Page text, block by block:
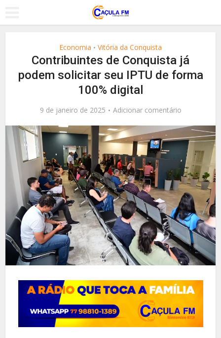
Economia • Vitória da Conquista
Contribuintes de Conquista já
podem solicitar seu IPTU de forma
100% digital
9 de janeiro de 2025 Adicionar comentário